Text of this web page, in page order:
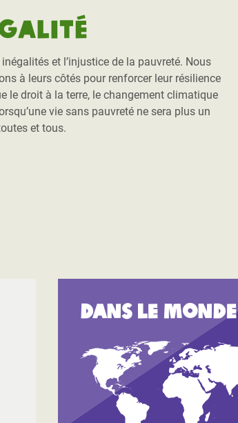
et l’injustice de la pauvreté. Nous
à leurs côtés pour renforcer leur résilience
le droit à la terre, le changement climatique
vie sans pauvreté ne sera plus un
et tous.
Dans le monde